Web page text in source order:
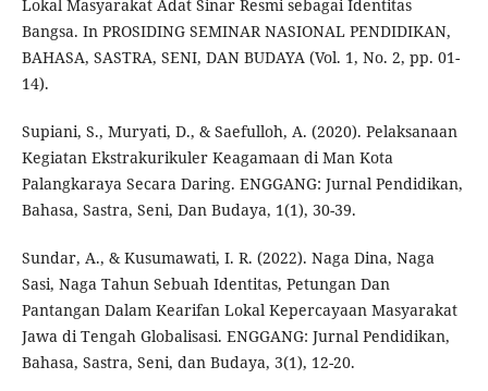
Lokal Masyarakat Adat Sinar Resmi sebagai Identitas
Bangsa. In PROSIDING SEMINAR NASIONAL PENDIDIKAN,
BAHASA, SASTRA, SENI, DAN BUDAYA (Vol. 1, No. 2, pp. 01-
14).
Supiani, S., Muryati, D., & Saefulloh, A. (2020). Pelaksanaan
Kegiatan Ekstrakurikuler Keagamaan di Man Kota
Palangkaraya Secara Daring. ENGGANG: Jurnal Pendidikan,
Bahasa, Sastra, Seni, Dan Budaya, 1(1), 30-39.
Sundar, A., & Kusumawati, I. R. (2022). Naga Dina, Naga
Sasi, Naga Tahun Sebuah Identitas, Petungan Dan
Pantangan Dalam Kearifan Lokal Kepercayaan Masyarakat
Jawa di Tengah Globalisasi. ENGGANG: Jurnal Pendidikan,
Bahasa, Sastra, Seni, dan Budaya, 3(1), 12-20.